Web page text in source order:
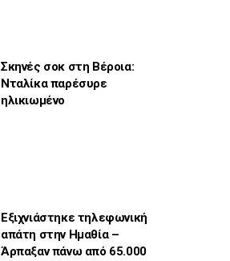
Σκηνές σοκ στη Βέροια:
Νταλίκα παρέσυρε
ηλικιωμένο
Εξιχνιάστηκε τηλεφωνική
απάτη στην Ημαθία –
Άρπαξαν πάνω από 65.000